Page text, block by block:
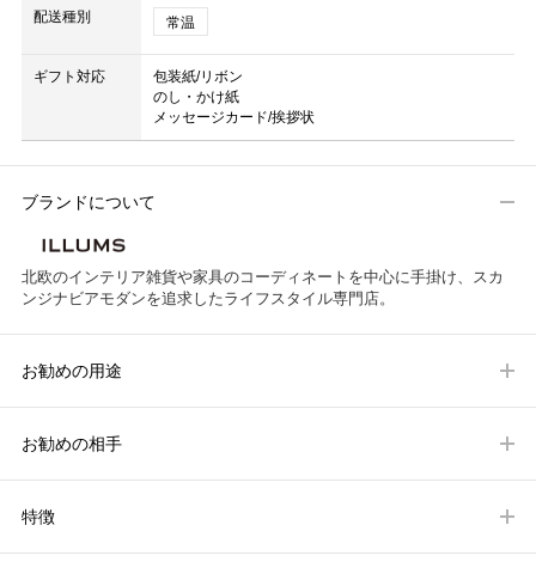
配送種別 常温
ギフト対応
包装紙/リボン
のし・かけ紙
メッセージカード/挨拶状
ブランドについて
北欧のインテリア雑貨や家具のコーディネートを中心に手掛け、スカ
ンジナビアモダンを追求したライフスタイル専門店。
お勧めの用途
お勧めの相手
特徴